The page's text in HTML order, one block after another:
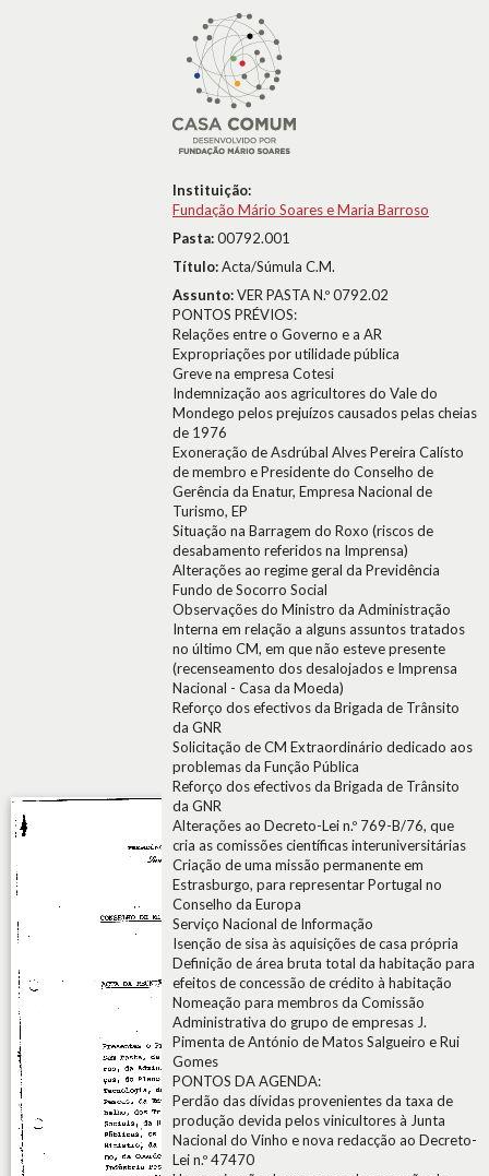
Instituição:
Fundação Mário Soares e Maria Barroso
Pasta:00792.001
Título:Acta/Súmula C.M.
Assunto:VER PASTA N.º 0792.02
PONTOS PRÉVIOS:
Relações entre o Governo e a AR
Expropriações por utilidade pública
Greve na empresa Cotesi
Indemnização aos agricultores do Vale do
Mondego pelos prejuízos causados pelas cheias
de 1976
Exoneração de Asdrúbal Alves Pereira Calísto
de membro e Presidente do Conselho de
Gerência da Enatur, Empresa Nacional de
Turismo, EP
Situação na Barragem do Roxo (riscos de
desabamento referidos na Imprensa)
Alterações ao regime geral da Previdência
Fundo de Socorro Social
Observações do Ministro da Administração
Interna em relação a alguns assuntos tratados
no último CM, em que não esteve presente
(recenseamento dos desalojados e Imprensa
Nacional - Casa da Moeda)
Reforço dos efectivos da Brigada de Trânsito
da GNR
Solicitação de CM Extraordinário dedicado aos
problemas da Função Pública
Reforço dos efectivos da Brigada de Trânsito
da GNR
Alterações ao Decreto-Lei n.º 769-B/76, que
cria as comissões científicas interuniversitárias
Criação de uma missão permanente em
Estrasburgo, para representar Portugal no
Conselho da Europa
Serviço Nacional de Informação
Isenção de sisa às aquisições de casa própria
Definição de área bruta total da habitação para
efeitos de concessão de crédito à habitação
Nomeação para membros da Comissão
Administrativa do grupo de empresas J.
Pimenta de António de Matos Salgueiro e Rui
Gomes
PONTOS DA AGENDA:
Perdão das dívidas provenientes da taxa de
produção devida pelos vinicultores à Junta
Nacional do Vinho e nova redacção ao Decreto-
Lei n.º 47470